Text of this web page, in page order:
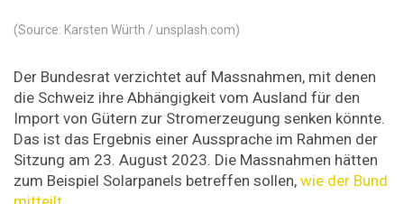
(Source: Karsten Würth / unsplash.com)
Der Bundesrat verzichtet auf Massnahmen, mit denen
die Schweiz ihre Abhängigkeit vom Ausland für den
Import von Gütern zur Stromerzeugung senken könnte.
Das ist das Ergebnis einer Aussprache im Rahmen der
Sitzung am 23. August 2023. Die Massnahmen hätten
zum Beispiel Solarpanels betreffen sollen, wie der Bund